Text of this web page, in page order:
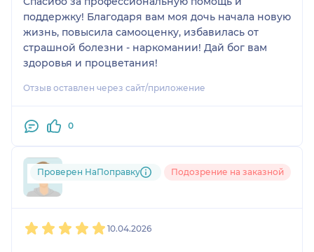
поддержку! Благодаря вам моя дочь начала новую
жизнь, повысила самооценку, избавилась от
страшной болезни - наркомании! Дай бог вам
здоровья и процветания!
Отзыв оставлен через сайт/приложение
0
mot....@....com
Проверен НаПоправку Подозрение на заказной
10.04.2026